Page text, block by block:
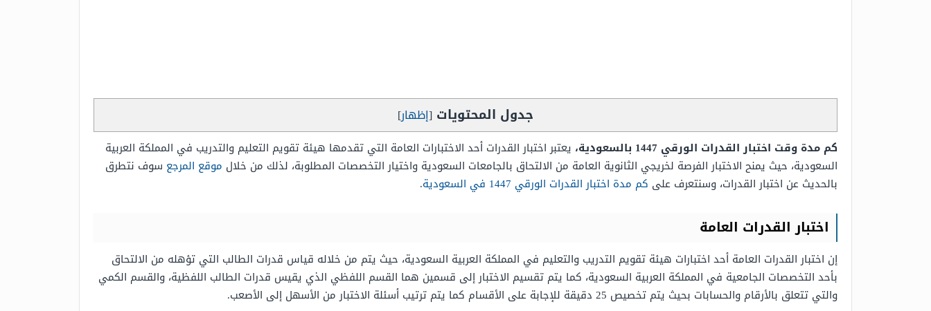
جدول المحتويات [إظهار]
كم مدة وقت اختبار القدرات الورقي 1447 بالسعودية،
يعتبر اختبار القدرات أحد الاختبارات العامة التي تقدمها هيئة تقويم التعليم والتدريب في المملكة العربية
السعودية، حيث يمنح الاختبار الفرصة لخريجي الثانوية العامة من الالتحاق بالجامعات السعودية واختيار التخصصات المطلوبة، لذلك من خلال موقع المرجع سوف نتطرق
بالحديث عن اختبار القدرات، وسنتعرف على كم مدة اختبار القدرات الورقي 1447 في السعودية .
اختبار القدرات العامة
إن اختبار القدرات العامة أحد اختبارات هيئة تقويم التدريب والتعليم في المملكة العربية السعودية، حيث يتم من خلاله قياس قدرات الطالب التي تؤهله من الالتحاق
بأحد التخصصات الجامعية في المملكة العربية السعودية، كما يتم تقسيم الاختبار إلى قسمين هما القسم اللفظي الذي يقيس قدرات الطالب اللفظية، والقسم الكمي
والتي تتعلق بالأرقام والحسابات بحيث يتم تخصيص 25 دقيقة للإجابة على الأقسام كما يتم ترتيب أسئلة الاختبار من الأسهل إلى الأصعب.